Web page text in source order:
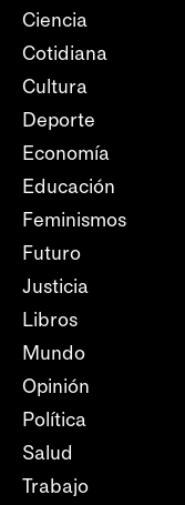
Ciencia
Cotidiana
Cultura
Deporte
Economía
Educación
Feminismos
Futuro
Justicia
Libros
Mundo
Opinión
Política
Salud
Trabajo